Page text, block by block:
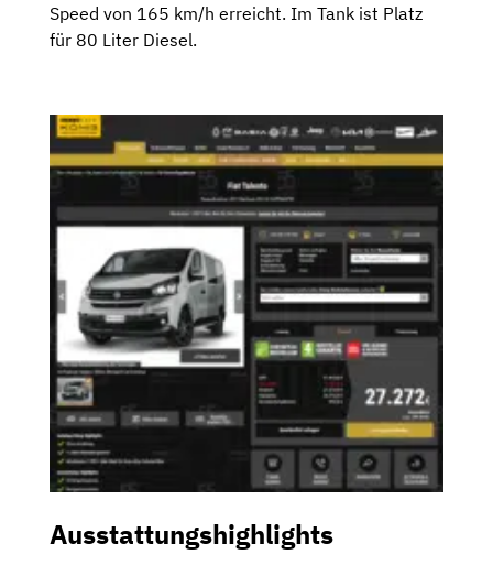
Speed von 165 km/h erreicht. Im Tank ist Platz
für 80 Liter Diesel.
Ausstattungshighlights